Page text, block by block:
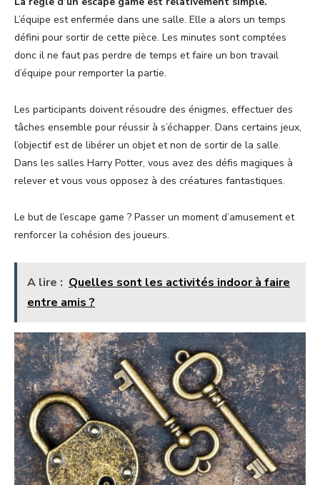
L’équipe est enfermée dans une salle. Elle a alors un temps
défini pour sortir de cette pièce. Les minutes sont comptées
donc il ne faut pas perdre de temps et faire un bon travail
d’équipe pour remporter la partie.
Les participants doivent résoudre des énigmes, effectuer des
tâches ensemble pour réussir à s’échapper. Dans certains jeux,
l’objectif est de libérer un objet et non de sortir de la salle.
Dans les salles Harry Potter, vous avez des défis magiques à
relever et vous vous opposez à des créatures fantastiques.
Le but de l’escape game ? Passer un moment d’amusement et
renforcer la cohésion des joueurs.
A lire : Quelles sont les activités indoor à faire
entre amis ?